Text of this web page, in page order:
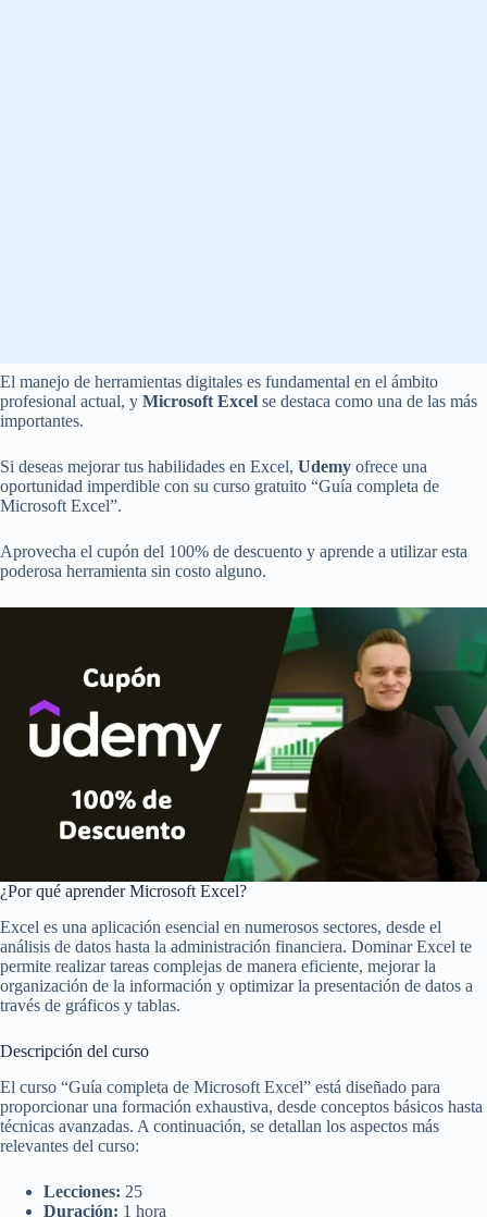
El manejo de herramientas digitales es fundamental en el ámbito
profesional actual, y Microsoft Excel se destaca como una de las más
importantes.
Si deseas mejorar tus habilidades en Excel, Udemy ofrece una
oportunidad imperdible con su curso gratuito “Guía completa de
Microsoft Excel”.
Aprovecha el cupón del 100% de descuento y aprende a utilizar esta
poderosa herramienta sin costo alguno.
¿Por qué aprender Microsoft Excel?
Excel es una aplicación esencial en numerosos sectores, desde el
análisis de datos hasta la administración financiera. Dominar Excel te
permite realizar tareas complejas de manera eficiente, mejorar la
organización de la información y optimizar la presentación de datos a
través de gráficos y tablas.
Descripción del curso
El curso “Guía completa de Microsoft Excel” está diseñado para
proporcionar una formación exhaustiva, desde conceptos básicos hasta
técnicas avanzadas. A continuación, se detallan los aspectos más
relevantes del curso:
Lecciones: 25
Duración: 1 hora